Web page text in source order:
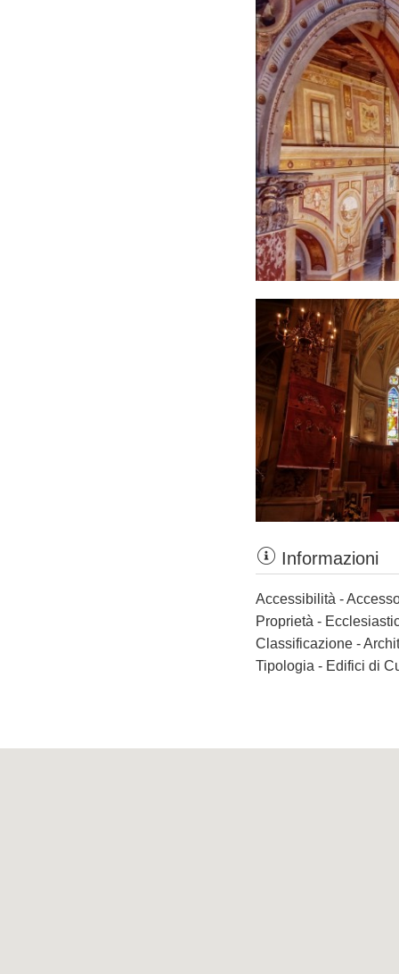
Informazioni
Accessibilità -
Proprietà -
Classificazione -
Tipologia - Edifici di